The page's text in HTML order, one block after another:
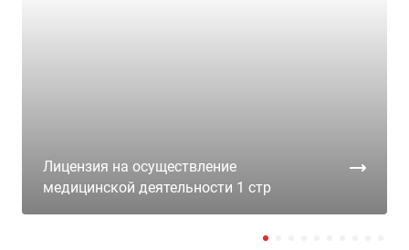
Лицензия на осуществление
медицинской деятельности 1 стр